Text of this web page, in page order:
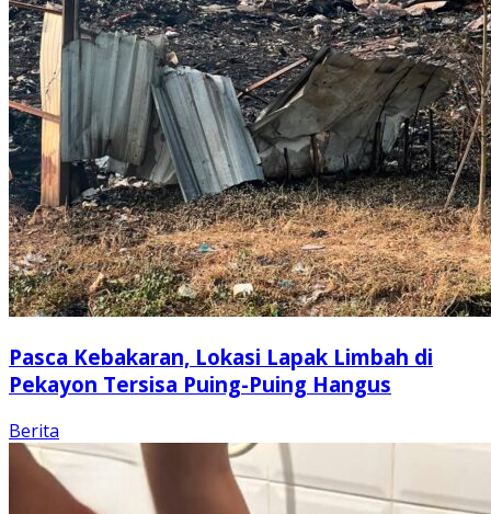
Pasca Kebakaran, Lokasi Lapak Limbah di
Pekayon Tersisa Puing-Puing Hangus
Berita